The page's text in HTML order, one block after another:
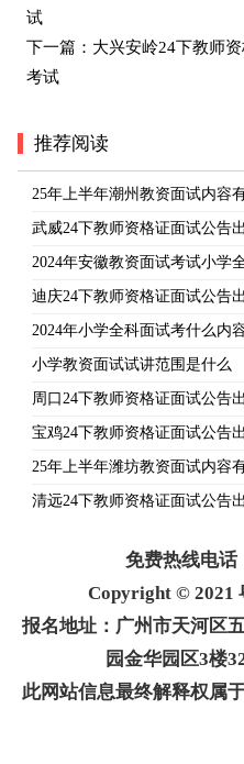
试
下一篇： 大兴安岭24下教师
考试
推荐阅读
25年上半年潮州教资面试内容
武威24下教师资格证面试公告
2024年安徽教资面试考试小学
迪庆24下教师资格证面试公告
2024年小学全科面试考什么内
小学教资面试试讲范围是什么
周口24下教师资格证面试公告
宝鸡24下教师资格证面试公告
25年上半年潍坊教资面试内容
清远24下教师资格证面试公告
免费热线电话
Copyright © 2021
报名地址：广州市天河区
园金华园区3楼
此网站信息最终解释权属